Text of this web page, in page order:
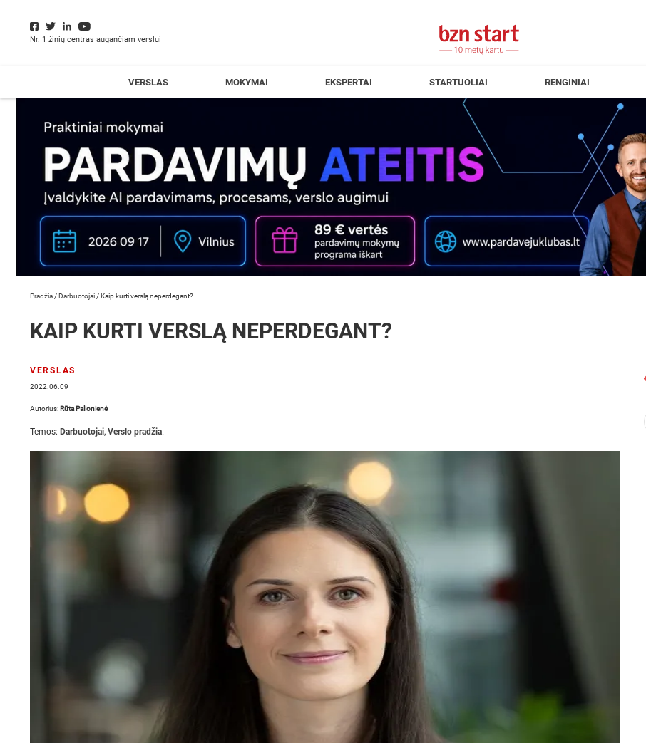
Nr. 1 žinių centras augančiam verslui
VERSLAS MOKYMAI EKSPERTAI STARTUOLIAI RENGINIAI
Pradžia /Darbuotojai /Kaip kurti verslą neperdegant?
KAIP KURTI VERSLĄ NEPERDEGANT?
VERSLAS
2022.06.09
Autorius: Rūta Palionienė
Temos: Darbuotojai, Verslo pradžia.